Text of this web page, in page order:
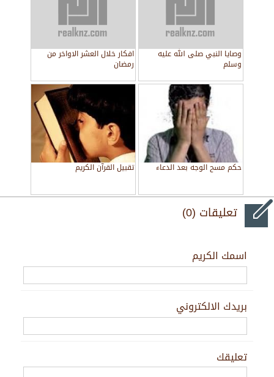
وصايا النبي صلى الله عليه
وسلم
افكار خلال العشر الاواخر من
رمضان
حكم مسح الوجه بعد الدعاء تقبيل القرآن الكريم
تعليقات (0)
اسمك الكريم
بريدك الالكتروني
تعليقك